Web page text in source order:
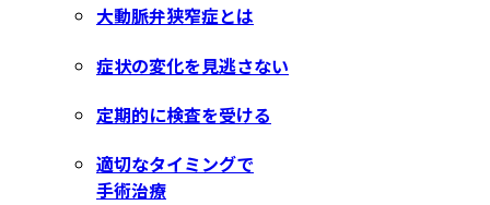
大動脈弁狭窄症とは
症状の変化を見逃さない
定期的に検査を受ける
適切なタイミングで
手術治療